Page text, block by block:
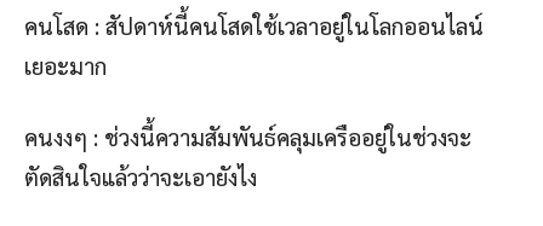
คนโสด : สัปดาห์นี้คนโสดใช้เวลาอยู่ในโลกออนไลน์
เยอะมาก
คนงงๆ : ช่วงนี้ความสัมพันธ์คลุมเครืออยู่ในช่วงจะ
ตัดสินใจแล้วว่าจะเอายังไง